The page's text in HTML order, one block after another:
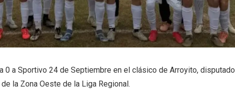
0 a Sportivo 24 de Septiembre en el clásico de Arroyito, disputado
la Zona Oeste de la Liga Regional.